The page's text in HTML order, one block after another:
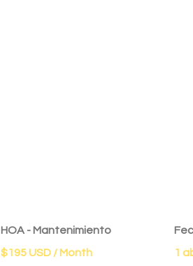
HOA - Mantenimiento
$195 USD / Month 1